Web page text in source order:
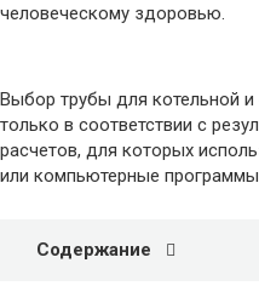
человеческому здоровью.
Выбор трубы для котельной и
только в соответствии с
расчетов, для которых
или компьютерные программы
Содержание